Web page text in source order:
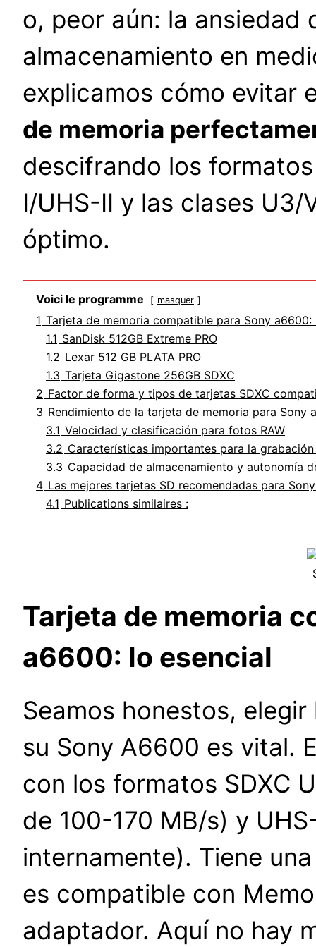
o, peor aún: la ansiedad
almacenamiento en
explicamos cómo evitar
de memoria
descifrando los
I/UHS-II y las clases
óptimo.
Voici le programme masquer
1 Tarjeta de memoria compatible para Sony a6600:
1.1 SanDisk 512GB Extreme PRO
1.2 Lexar 512 GB PLATA PRO
1.3 Tarjeta Gigastone 256GB SDXC
2 Factor de forma y tipos de tarjetas SDXC
3 Rendimiento de la tarjeta de memoria para Sony
3.1 Velocidad y clasificación para fotos RAW
3.2 Características importantes para la
3.3 Capacidad de almacenamiento y autonomía
4 Las mejores tarjetas SD recomendadas para
4.1 Publications similaires :
Tarjeta de memoria
a6600: lo esencial
Seamos honestos,
su Sony A6600 es vital.
con los formatos SDXC
de 100-170 MB/s) y
internamente). Tiene
es compatible con
adaptador. Aquí no hay